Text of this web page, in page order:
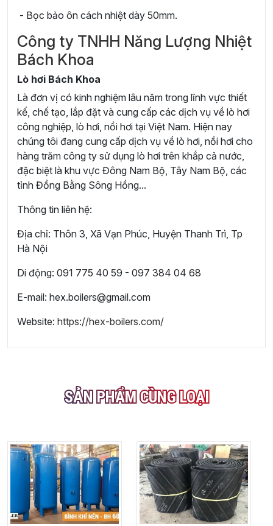
- Bọc bảo ôn cách nhiệt dày 50mm.
Công ty TNHH Năng Lượng Nhiệt
Bách Khoa
Lò hơi Bách Khoa
Là đơn vị có kinh nghiệm lâu năm trong lĩnh vực thiết
kế, chế tạo, lắp đặt và cung cấp các dịch vụ về lò hơi
công nghiệp, lò hơi, nồi hơi tại Việt Nam. Hiện nay
chúng tôi đang cung cấp dịch vụ về lò hơi, nồi hơi cho
hàng trăm công ty sử dụng lò hơi trên khắp cả nước,
đặc biệt là khu vực Đông Nam Bộ, Tây Nam Bộ, các
tỉnh Đồng Bằng Sông Hồng...
Thông tin liên hệ:
Địa chỉ: Thôn 3, Xã Vạn Phúc, Huyện Thanh Trì, Tp
Hà Nội
Di động: 091 775 40 59 - 097 384 04 68
E-mail: hex.boilers@gmail.com
Website: https://hex-boilers.com/
SẢN PHẨM CÙNG LOẠI